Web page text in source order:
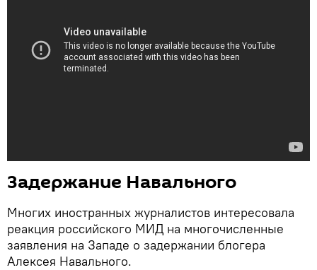
Задержание Навального
Многих иностранных журналистов интересовала
реакция российского МИД на многочисленные
заявления на Западе о задержании блогера
Алексея Навального.